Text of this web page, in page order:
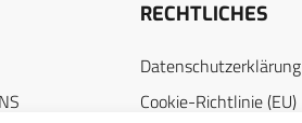
RECHTLICHES
Datenschutzerklärung
Cookie-Richtlinie (EU)